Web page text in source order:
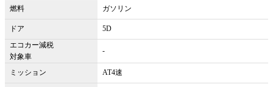
燃料 ガソリン
ドア
5D
エコカー減税
対象車
-
ミッション AT4速